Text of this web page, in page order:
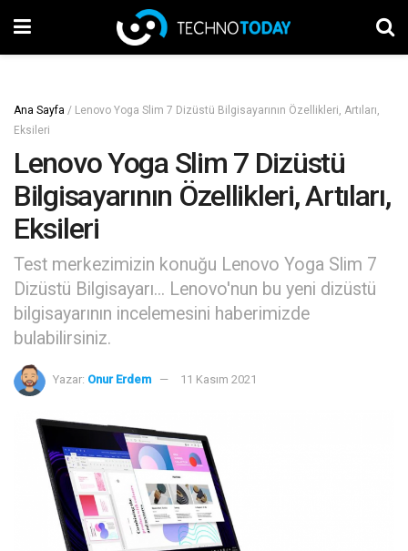
Ana Sayfa / Lenovo Yoga Slim 7 Dizüstü Bilgisayarının Özellikleri, Artıları,
Eksileri
Lenovo Yoga Slim 7 Dizüstü
Bilgisayarının Özellikleri, Artıları,
Eksileri
Test merkezimizin konuğu Lenovo Yoga Slim 7
Dizüstü Bilgisayarı... Lenovo'nun bu yeni dizüstü
bilgisayarının incelemesini haberimizde
bulabilirsiniz.
Yazar: Onur Erdem 11 Kasım 2021